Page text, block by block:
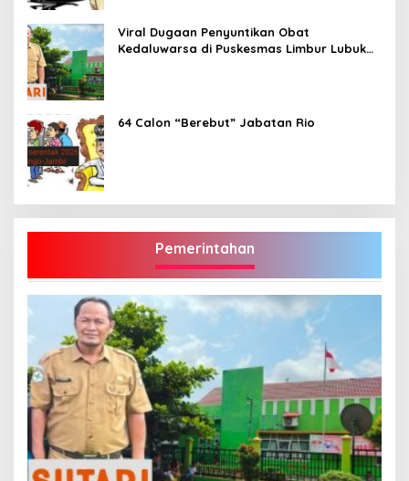
Viral Dugaan Penyuntikan Obat
Kedaluwarsa di Puskesmas Limbur Lubuk
64 Calon “Berebut” Jabatan Rio
Pemerintahan